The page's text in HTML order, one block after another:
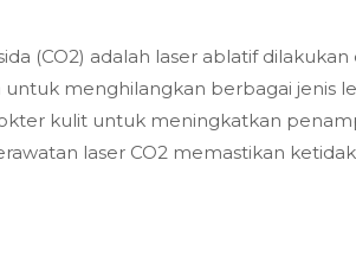
(CO2) adalah laser ablatif
menghilangkan berbagai jenis
kulit untuk meningkatkan
laser CO2 memastikan